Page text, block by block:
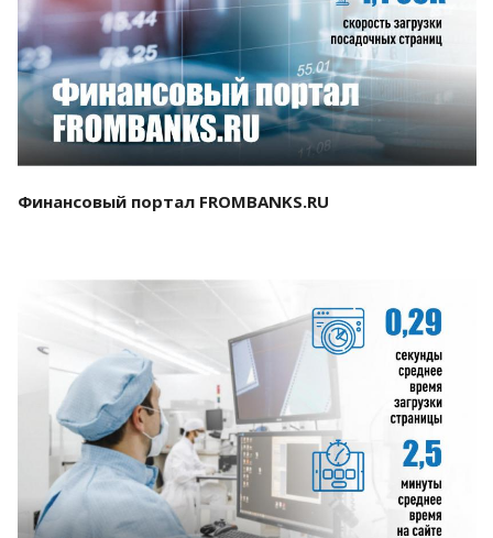
Смотреть проект
Финансовый портал FROMBANKS.RU
Смотреть проект